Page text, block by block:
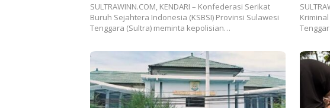
SULTRAWINN.COM, KENDARI – Konfederasi Serikat
Buruh Sejahtera Indonesia (KSBSI) Provinsi Sulawesi
Tenggara (Sultra) meminta kepolisian…